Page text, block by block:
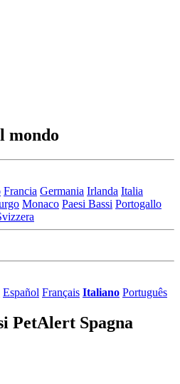
mondo
Francia Germania Irlanda Italia
Monaco Paesi Bassi Portogallo
Español Français Italiano Português
PetAlert Spagna